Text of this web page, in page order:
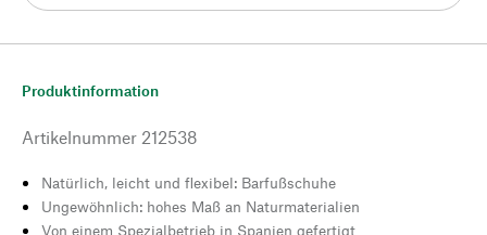
Produktinformation
Artikelnummer 212538
Natürlich, leicht und flexibel: Barfußschuhe
Ungewöhnlich: hohes Maß an Naturmaterialien
Von einem Spezialbetrieb in Spanien gefertigt